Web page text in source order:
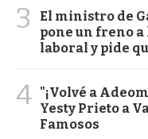
3
El ministro de
pone un freno
laboral y pide
4 "¡Volvé a
Yesty Prieto a
Famosos